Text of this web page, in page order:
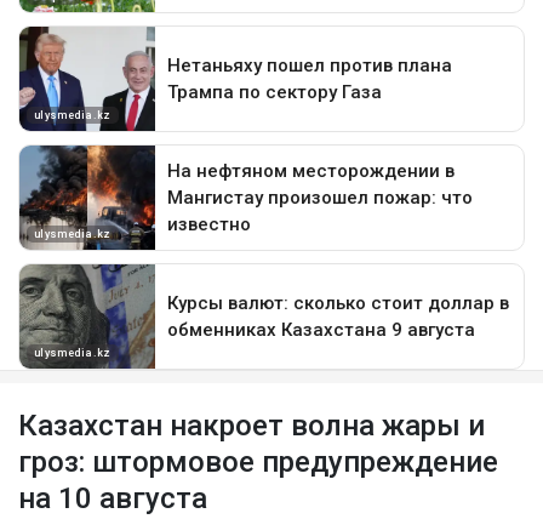
Казахстан накроет волна жары и
гроз: штормовое предупреждение
на 10 августа